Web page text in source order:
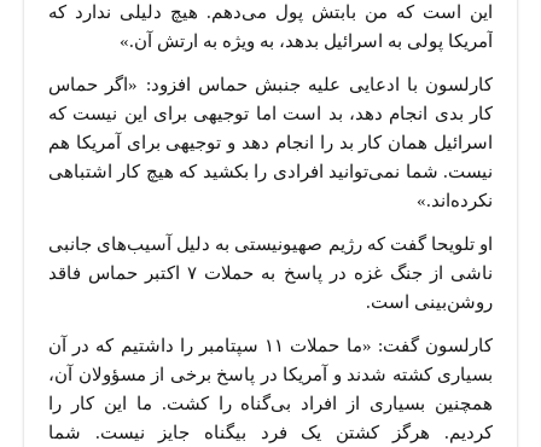
این است که من بابتش پول می‌دهم. هیچ دلیلی ندارد که
آمریکا پولی به اسرائیل بدهد، به ویژه به ارتش آن.»
کارلسون با ادعایی علیه جنبش حماس افزود: «اگر حماس
کار بدی انجام دهد، بد است اما توجیهی برای این نیست که
اسرائیل همان کار بد را انجام دهد و توجیهی برای آمریکا هم
نیست. شما نمی‌توانید افرادی را بکشید که هیچ کار اشتباهی
نکرده‌اند.»
او تلویحا گفت که رژیم صهیونیستی به دلیل آسیب‌های جانبی
ناشی از جنگ غزه در پاسخ به حملات ۷ اکتبر حماس فاقد
روشن‌بینی است.
کارلسون گفت: «ما حملات ۱۱ سپتامبر را داشتیم که در آن
بسیاری کشته شدند و آمریکا در پاسخ برخی از مسؤولان آن،
همچنین بسیاری از افراد بی‌گناه را کشت. ما این کار را
کردیم. هرگز کشتن یک فرد بیگناه جایز نیست. شما